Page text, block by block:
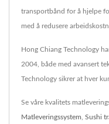
transportbånd for å hjelpe
med å redusere
Hong Chiang Technology
2004, både med avansert
Technology sikrer at hver
Se våre kvalitets
Matleveringssystem Sushi